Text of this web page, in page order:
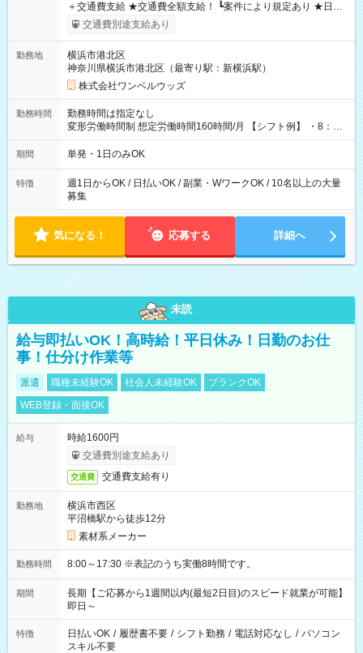
＋交通費支給 ★交通費全額支給！ ┗案件により規定あり ★日払
いOK！（規定あり） ┗働いたその日に現金GET♪ お仕事後はコ
ンビニATMから 日払い分を引き落とせます！ 【試用期間】試
交通費別途支給あり
勤務地
横浜市港北区
神奈川県横浜市港北区（最寄り駅：新横浜駅）
株式会社ワンベルウッズ
勤務時間
勤務時間は指定なし
変形労働時間制 想定労働時間160時間/月 【シフト例】 ・8：00
～21：00
期間 単発・1日のみOK
特徴
週1日からOK / 日払いOK / 副業・WワークOK / 10名以上の大量
募集
気になる！ 応募する 詳細へ
未読
給与即払いOK！高時給！平日休み！日勤のお仕
事！仕分け作業等
派遣 職種未経験OK 社会人未経験OK
ブランクOK
WEB登録・面接OK
給与
時給1600円
交通費別途支給あり
交通費 交通費支給有り
勤務地
横浜市西区
平沼橋駅から徒歩12分
素材系メーカー
勤務時間 8:00～17:30 ※表記のうち実働8時間です。
期間
長期【ご応募から1週間以内(最短2日目)のスピード就業が可能】
即日～
特徴 日払いOK / 履歴書不要 / シフト勤務 / 電話対応なし / パソコン
スキル不要